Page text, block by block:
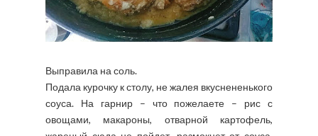
Выправила на соль.
Подала курочку к столу, не жалея вкуснененького
соуса. На гарнир – что пожелаете – рис с
овощами, макароны, отварной картофель,